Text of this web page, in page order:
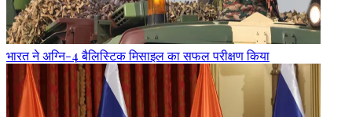
भारत ने अग्नि-4 बैलिस्टिक मिसाइल का सफल परीक्षण किया